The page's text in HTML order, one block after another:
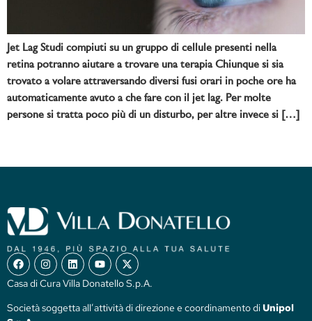
Jet Lag Studi compiuti su un gruppo di cellule presenti nella
retina potranno aiutare a trovare una terapia Chiunque si sia
trovato a volare attraversando diversi fusi orari in poche ore ha
automaticamente avuto a che fare con il jet lag. Per molte
persone si tratta poco più di un disturbo, per altre invece si […]
Casa di Cura Villa Donatello S.p.A.
Società soggetta all’attività di direzione e coordinamento diUnipol